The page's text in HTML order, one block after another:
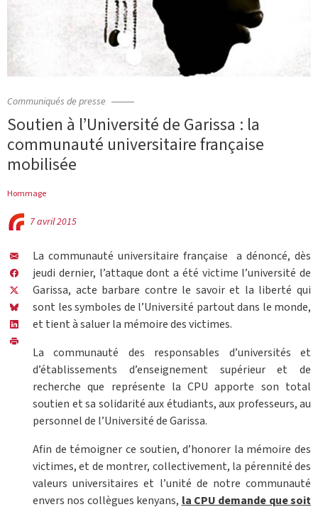
Communiqués de presse
Soutien à l’Université de Garissa : la
communauté universitaire française
mobilisée
Hommage
7 avril 2015
La communauté universitaire française a dénoncé, dès
jeudi dernier, l’attaque dont a été victime l’université de
Garissa, acte barbare contre le savoir et la liberté qui
sont les symboles de l’Université partout dans le monde,
et tient à saluer la mémoire des victimes.
La communauté des responsables d’universités et
d’établissements d’enseignement supérieur et de
recherche que représente la CPU apporte son total
soutien et sa solidarité aux étudiants, aux professeurs, au
personnel de l’Université de Garissa.
Afin de témoigner ce soutien, d’honorer la mémoire des
victimes, et de montrer, collectivement, la pérennité des
valeurs universitaires et l’unité de notre communauté
envers nos collègues kenyans, la CPU demande que soit